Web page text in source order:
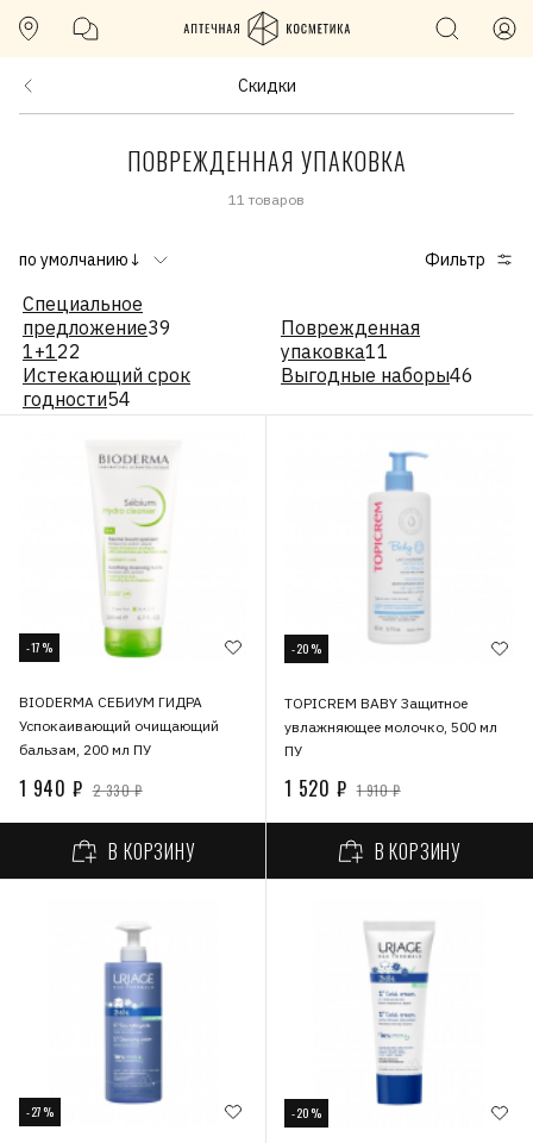
Скидки
ПОВРЕЖДЕННАЯ УПАКОВКА
11 товаров
по умолчанию↓ Фильтр
Специальное
предложение39
1+122
Истекающий срок
годности54
Поврежденная
упаковка11
Выгодные наборы46
-17%
BIODERMA СЕБИУМ ГИДРА
Успокаивающий очищающий
бальзам, 200 мл ПУ
1 940 ₽ 2 330 ₽
В КОРЗИНУ
-20%
TOPICREM BABY Защитное
увлажняющее молочко, 500 мл
ПУ
1 520 ₽ 1 910 ₽
В КОРЗИНУ
-27% -20%